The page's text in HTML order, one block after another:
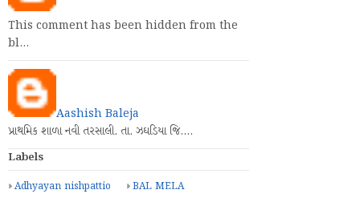
This comment has been hidden from the
bl…
Aashish Baleja
પ્રાથમિક શાળા નવી તરસાલી. તા. ઝઘડિયા જિ.…
Labels
Adhyayan nishpattio BAL MELA